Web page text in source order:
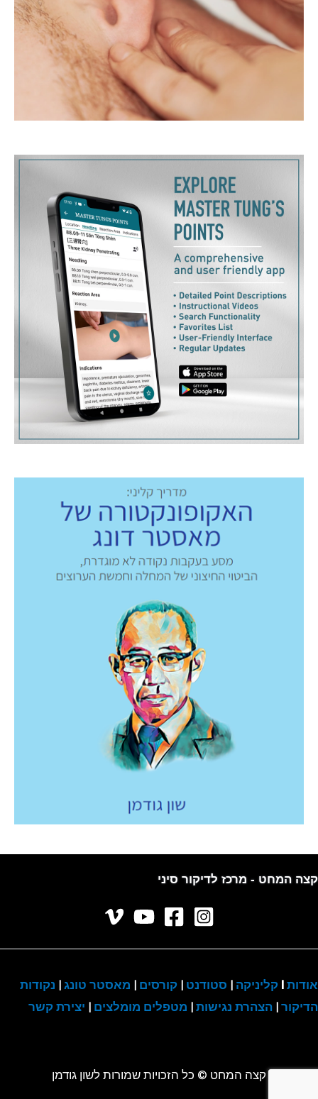
קצה המחט - מרכז לדיקור סיני
אודות קליניקה | סטודנט | קורסים | מאסטר טונג | נקודות
הדיקור | הצהרת נגישות | מטפלים מומלצים | יצירת קשר
קצה המחט © כל הזכויות שמורות לשון גודמן